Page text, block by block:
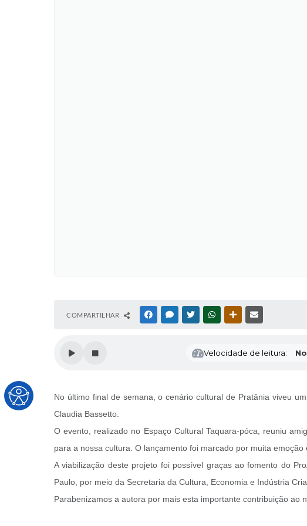
COMPARTILHAR FACEBOOKMESSENGER
TWITTERWHATSAPPOUTRAS MÍDIAS
Velocidade de leitura:
No último final de semana, o cenário cultural de Pratânia viveu
Claudia Bassetto.
O evento, realizado no Espaço Cultural Taquara-póca, reuniu
para a nossa cultura. O lançamento foi marcado por muita
A viabilização deste projeto foi possível graças ao fomento do
Paulo, por meio da Secretaria da Cultura, Economia e Indústria
Parabenizamos a autora por mais esta importante contribuição ao